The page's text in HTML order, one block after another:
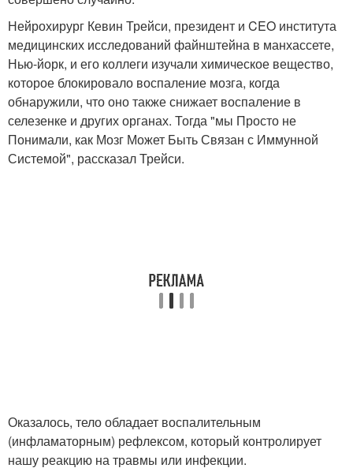
Нейрохирург Кевин Трейси, президент и CEO института
медицинских исследований файнштейна в манхассете,
Нью-йорк, и его коллеги изучали химическое вещество,
которое блокировало воспаление мозга, когда
обнаружили, что оно также снижает воспаление в
селезенке и других органах. Тогда "мы Просто не
Понимали, как Мозг Может Быть Связан с Иммунной
Системой", рассказал Трейси.
Оказалось, тело обладает воспалительным
(инфламаторным) рефлексом, который контролирует
нашу реакцию на травмы или инфекции.